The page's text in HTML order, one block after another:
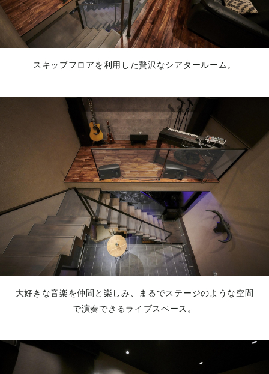
スキップフロアを利用した贅沢なシアタールーム。
大好きな音楽を仲間と楽しみ、まるでステージのような空間
で演奏できるライブスペース。